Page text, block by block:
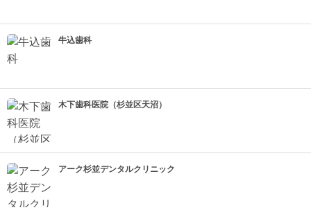
牛込歯科
木下歯科医院（杉並区天沼）
アーク杉並デンタルクリニック